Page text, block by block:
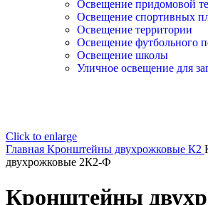
Освещение придомовой
Освещение спортивных
Освещение территории
Освещение футбольного
Освещение школы
Уличное освещение для
Click to enlarge
Главная Кронштейны двухрожковые К2
двухрожковые 2К2-Ф
Кронштейны